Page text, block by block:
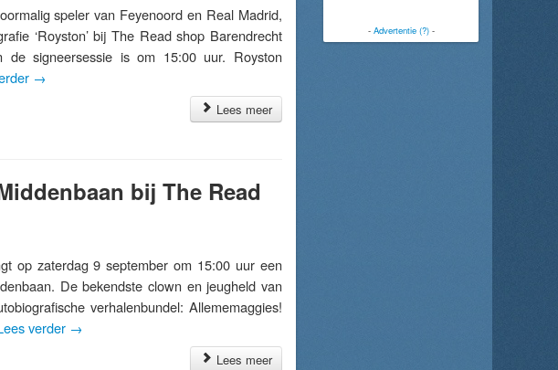
speler van Feyenoord en Real Madrid,
‘Royston’ bij The Read shop Barendrecht
signeersessie is om 15:00 uur. Royston
→
Lees meer
bij The Read
op zaterdag 9 september om 15:00 uur een
De bekendste clown en jeugheld van
verhalenbundel: Allememaggies!
verder →
Lees meer
- Advertentie (?)-